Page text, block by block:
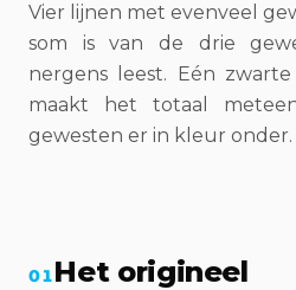
Vier lijnen met evenveel
som is van de drie
nergens leest. Eén
maakt het totaal
gewesten er in kleur onder.
01Het origineel